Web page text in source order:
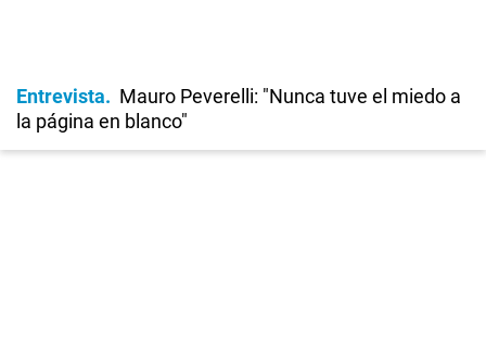
Entrevista
Mauro Peverelli: "Nunca tuve el miedo a
la página en blanco"